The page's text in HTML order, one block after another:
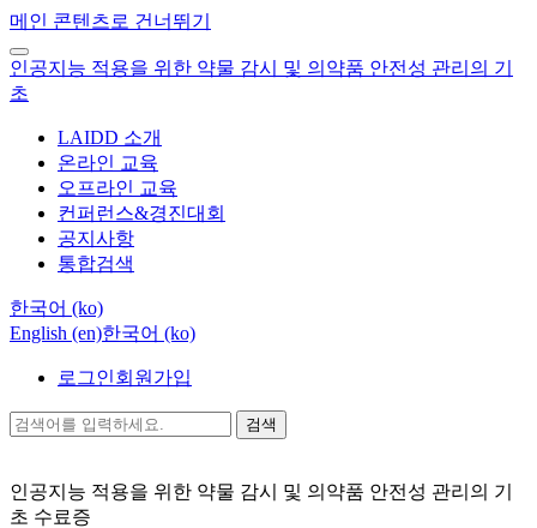
메인 콘텐츠로 건너뛰기
인공지능 적용을 위한 약물 감시 및 의약품 안전성 관리의 기
초
LAIDD 소개
온라인 교육
오프라인 교육
컨퍼런스&경진대회
공지사항
통합검색
한국어 ‎(ko)‎
English ‎(en)‎한국어 ‎(ko)‎
로그인회원가입
검색
인공지능 적용을 위한 약물 감시 및 의약품 안전성 관리의 기
초 수료증